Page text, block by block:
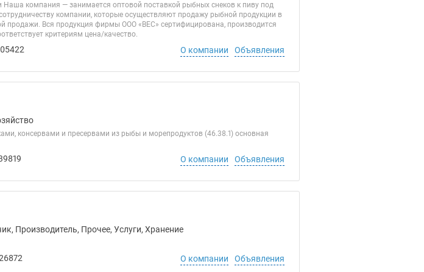
компания — занимается оптовой поставкой рыбных снеков к пиву под
компании, которые осуществляют продажу рыбной продукции в
продажи. Вся продукция фирмы ООО «ВЕС» сертифицирована, производится
критериям цена/качество.
О компании Объявления
консервами и пресервами из рыбы и морепродуктов (46.38.1) основная
О компании Объявления
Производитель, Прочее, Услуги, Хранение
О компании Объявления